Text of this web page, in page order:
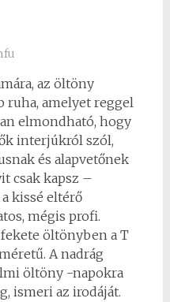
az öltöny
ruha, amelyet reggel
elmondható, hogy
interjúkról szól,
és alapvetőnek
csak kapsz –
kissé eltérő
mégis profi.
fekete öltönyben a T
A nadrág
öltöny -napokra
ismeri az irodáját.